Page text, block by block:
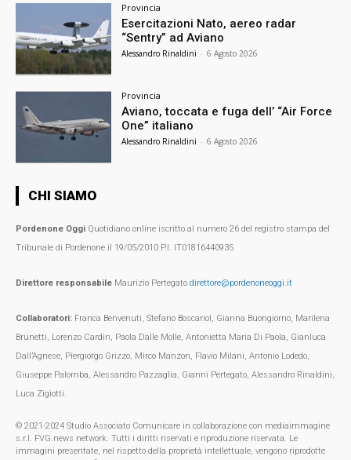
Provincia
Esercitazioni Nato, aereo radar
“Sentry” ad Aviano
Alessandro Rinaldini - 6 Agosto 2026
Provincia
Aviano, toccata e fuga dell’ “Air Force
One” italiano
Alessandro Rinaldini - 6 Agosto 2026
CHI SIAMO
Pordenone Oggi Quotidiano online iscritto al numero 26 del registro stampa del
Tribunale di Pordenone il 19/05/2010 P.I. IT01816440935
Direttore responsabile Maurizio Pertegato direttore@pordenoneoggi.it
Collaboratori: Franca Benvenuti, Stefano Boscariol, Gianna Buongiorno, Marilena
Brunetti, Lorenzo Cardin, Paola Dalle Molle, Antonietta Maria Di Paola, Gianluca
Dall’Agnese, Piergiorgo Grizzo, Mirco Manzon, Flavio Milani, Antonio Lodedo,
Giuseppe Palomba, Alessandro Pazzaglia, Gianni Pertegato, Alessandro Rinaldini,
Luca Zigiotti.
© 2021-2024 Studio Associato Comunicare in collaborazione con mediaimmagine
s.r.l. FVG.news network. Tutti i diritti riservati e riproduzione riservata. Le
immagini presentate, nel rispetto della proprietà intellettuale, vengono riprodotte